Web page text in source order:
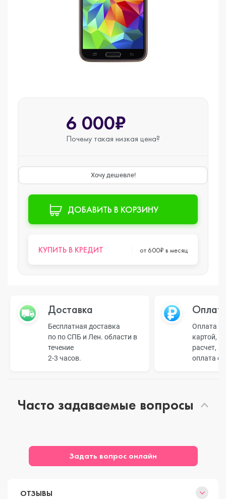
6 000₽
Почему такая низкая цена?
Хочу дешевле!
ДОБАВИТЬ В КОРЗИНУ
КУПИТЬ В КРЕДИТ от 600₽ в месяц
Доставка
Бесплатная доставка
по по СПБ и Лен. области в
течение
2-3 часов.
Оплата
картой,
расчет,
оплата
Часто задаваемые вопросы
Задать вопрос онлайн
ОТЗЫВЫ